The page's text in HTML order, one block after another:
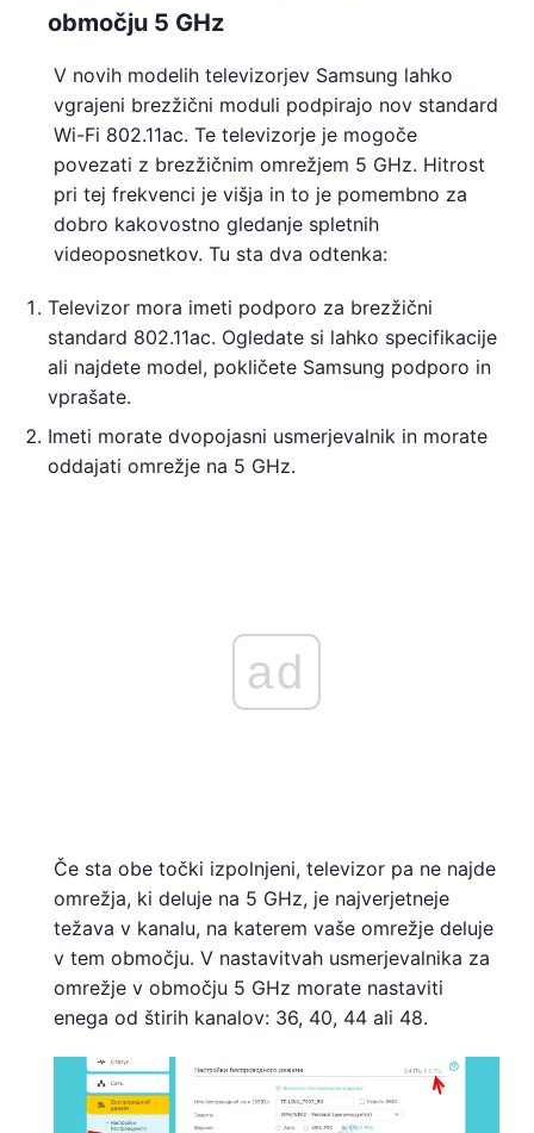
območju 5 GHz
V novih modelih televizorjev Samsung lahko
vgrajeni brezžični moduli podpirajo nov standard
Wi-Fi 802.11ac. Te televizorje je mogoče
povezati z brezžičnim omrežjem 5 GHz. Hitrost
pri tej frekvenci je višja in to je pomembno za
dobro kakovostno gledanje spletnih
videoposnetkov. Tu sta dva odtenka:
Televizor mora imeti podporo za brezžični
standard 802.11ac. Ogledate si lahko specifikacije
ali najdete model, pokličete Samsung podporo in
vprašate.
Imeti morate dvopojasni usmerjevalnik in morate
oddajati omrežje na 5 GHz.
ad
Če sta obe točki izpolnjeni, televizor pa ne najde
omrežja, ki deluje na 5 GHz, je najverjetneje
težava v kanalu, na katerem vaše omrežje deluje
v tem območju. V nastavitvah usmerjevalnika za
omrežje v območju 5 GHz morate nastaviti
enega od štirih kanalov: 36, 40, 44 ali 48.